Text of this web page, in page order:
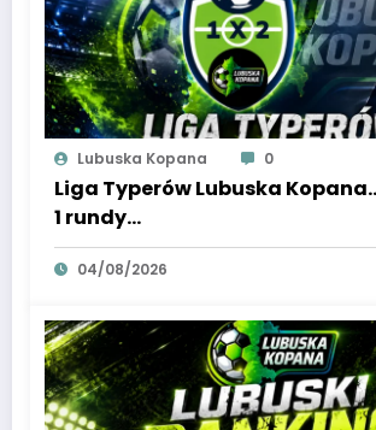
Lubuska Kopana 0
Liga Typerów Lubuska
1 rundy…
04/08/2026